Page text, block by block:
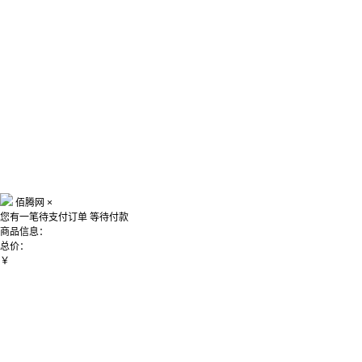
佰腾网 ×
您有一笔待支付订单 等待付款
商品信息：
总价：
￥